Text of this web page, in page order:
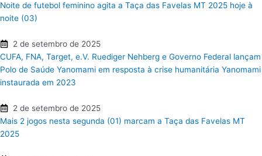
Noite de futebol feminino agita a Taça das Favelas MT 2025 hoje à
noite (03)
2 de setembro de 2025
CUFA, FNA, Target, e.V. Ruediger Nehberg e Governo Federal lançam
Polo de Saúde Yanomami em resposta à crise humanitária Yanomami
instaurada em 2023
2 de setembro de 2025
Mais 2 jogos nesta segunda (01) marcam a Taça das Favelas MT
2025